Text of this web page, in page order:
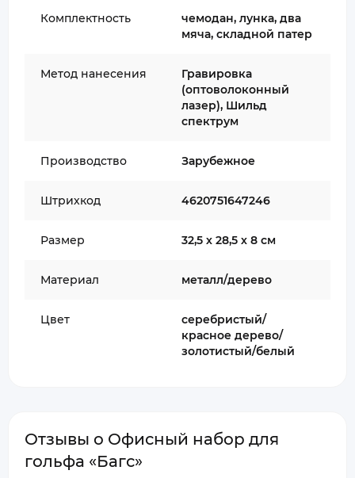
Комплектность
чемодан, лунка, два
мяча, складной патер
Метод нанесения
Гравировка
(оптоволоконный
лазер), Шильд
спектрум
Производство Зарубежное
Штрихкод 4620751647246
Размер 32,5 х 28,5 х 8 см
Материал металл/дерево
Цвет
серебристый/
красное дерево/
золотистый/белый
Отзывы о Офисный набор для
гольфа «Багс»